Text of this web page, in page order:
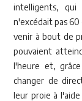
intelligents,
n'excédait pas
venir à bout de
pouvaient
l'heure et,
changer de
leur proie à